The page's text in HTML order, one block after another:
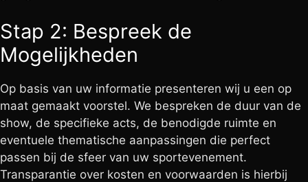
Stap 2: Bespreek de
Mogelijkheden
Op basis van uw informatie presenteren wij u een op
maat gemaakt voorstel. We bespreken de duur van de
show, de specifieke acts, de benodigde ruimte en
eventuele thematische aanpassingen die perfect
passen bij de sfeer van uw sportevenement.
Transparantie over kosten en voorwaarden is hierbij